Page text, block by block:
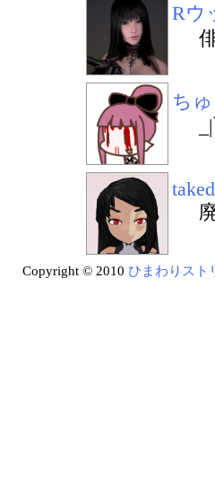
Rウ
ち
Copyright © 2010 ひまわりスト